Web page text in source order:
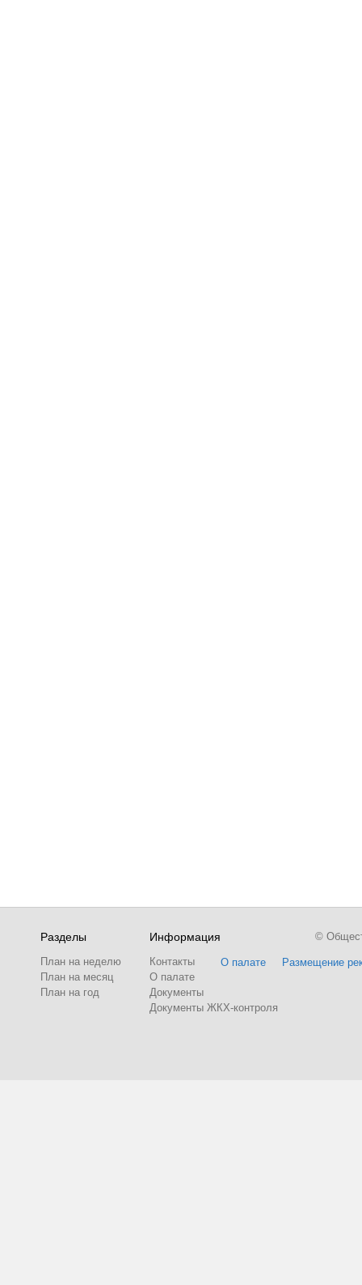
Разделы
План на неделю
План на месяц
План на год
Информация
Контакты
О палате
Документы
Документы ЖКХ-контроля
О палате Размещение
©